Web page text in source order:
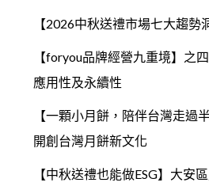
【2026中秋送禮市場七大趨勢
【foryou品牌經營九重境】之
應用性及永續性
【一顆小月餅，陪伴台灣走過
開創台灣月餅新文化
【中秋送禮也能做ESG】大安